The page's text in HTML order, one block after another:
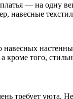
— на одну
навесные
кроме того,
требует уюта.